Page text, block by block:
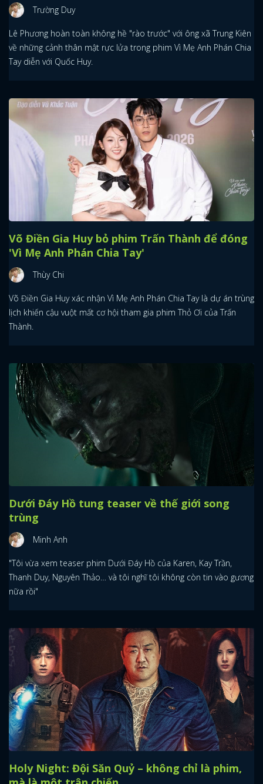
Trường Duy
Lê Phương hoàn toàn không hề "rào trước" với ông xã Trung Kiên
về những cảnh thân mật rực lửa trong phim Vì Mẹ Anh Phán Chia
Tay diễn với Quốc Huy.
Võ Điền Gia Huy bỏ phim Trấn Thành để đóng
'Vì Mẹ Anh Phán Chia Tay'
Thùy Chi
Võ Điền Gia Huy xác nhận Vì Mẹ Anh Phán Chia Tay là dự án trùng
lịch khiến cậu vuột mất cơ hội tham gia phim Thỏ Ơi của Trấn
Thành.
Dưới Đáy Hồ tung teaser về thế giới song
trùng
Minh Anh
"Tôi vừa xem teaser phim Dưới Đáy Hồ của Karen, Kay Trần,
Thanh Duy, Nguyên Thảo… và tôi nghĩ tôi không còn tin vào gương
nữa rồi"
Holy Night: Đội Săn Quỷ – không chỉ là phim,